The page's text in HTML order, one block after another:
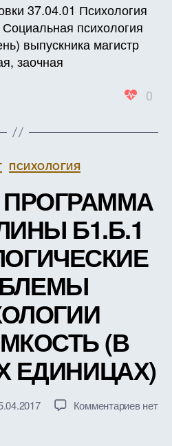
Б1.Б.5
37.04.01 Психология
психология
выпускника магистр
заочная
0
Рубрики
ПСИХОЛОГИЯ
Б1.Б.1
(В
ЕДИНИЦАХ)
Комментариевк
нет